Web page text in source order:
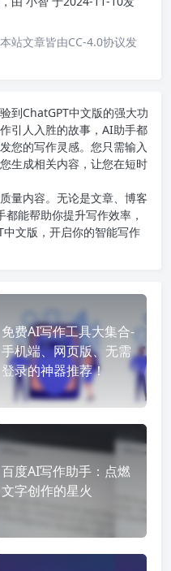
站文章皆由CC-4.0协议发
到ChatGPT中文版的强大功
引人入胜的故事，AI助手都
您的写作灵感。您只需输入
生成相关内容，让您在短时
量内容。无论是文章、博客
能帮助你提升写作效率，
中文版 ，开启你的智能写作
免费AI写作工具大集合-
手机端、网页版、无需
登录的神器推荐！
百度AI写作助手：点燃
文字创作的星火